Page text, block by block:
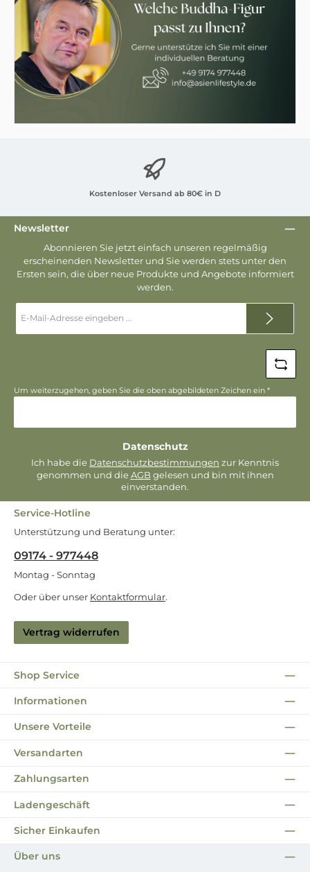
Kostenloser Versand ab 80€ in D
Newsletter
Abonnieren Sie jetzt einfach unseren regelmäßig
erscheinenden Newsletter und Sie werden stets unter den
Ersten sein, die über neue Produkte und Angebote informiert
werden.
Mail-
Adresse
Um weiterzugehen, geben Sie die oben abgebildeten Zeichen ein *
Datenschutz
Ich habe die Datenschutzbestimmungen zur Kenntnis
genommen und die AGB gelesen und bin mit ihnen
einverstanden.
Service-Hotline
Unterstützung und Beratung unter:
09174 - 977448
Montag - Sonntag
Oder über unser Kontaktformular.
Vertrag widerrufen
Shop Service
Informationen
Unsere Vorteile
Versandarten
Zahlungsarten
Ladengeschäft
Sicher Einkaufen
Über uns